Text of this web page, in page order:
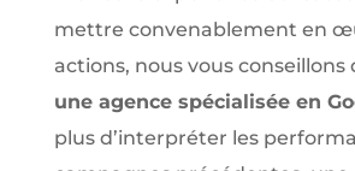
mettre convenablement en
actions, nous vous conseillons
une agence spécialisée en
plus d’interpréter les